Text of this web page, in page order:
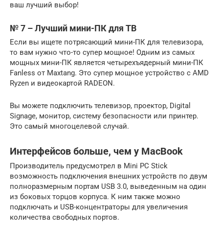
ваш лучший выбор!
№ 7 – Лучший мини-ПК для ТВ
Если вы ищете потрясающий мини-ПК для телевизора,
то вам нужно что-то супер мощное! Одним из самых
мощных мини-ПК является четырехъядерный мини-ПК
Fanless от Maxtang. Это супер мощное устройство с AMD
Ryzen и видеокартой RADEON.
Вы можете подключить телевизор, проектор, Digital
Signage, монитор, систему безопасности или принтер.
Это самый многоцелевой случай.
Интерфейсов больше, чем у MacBook
Производитель предусмотрел в Mini PC Stick
возможность подключения внешних устройств по двум
полноразмерным портам USB 3.0, выведенным на один
из боковых торцов корпуса. К ним также можно
подключать и USB-концентраторы для увеличения
количества свободных портов.